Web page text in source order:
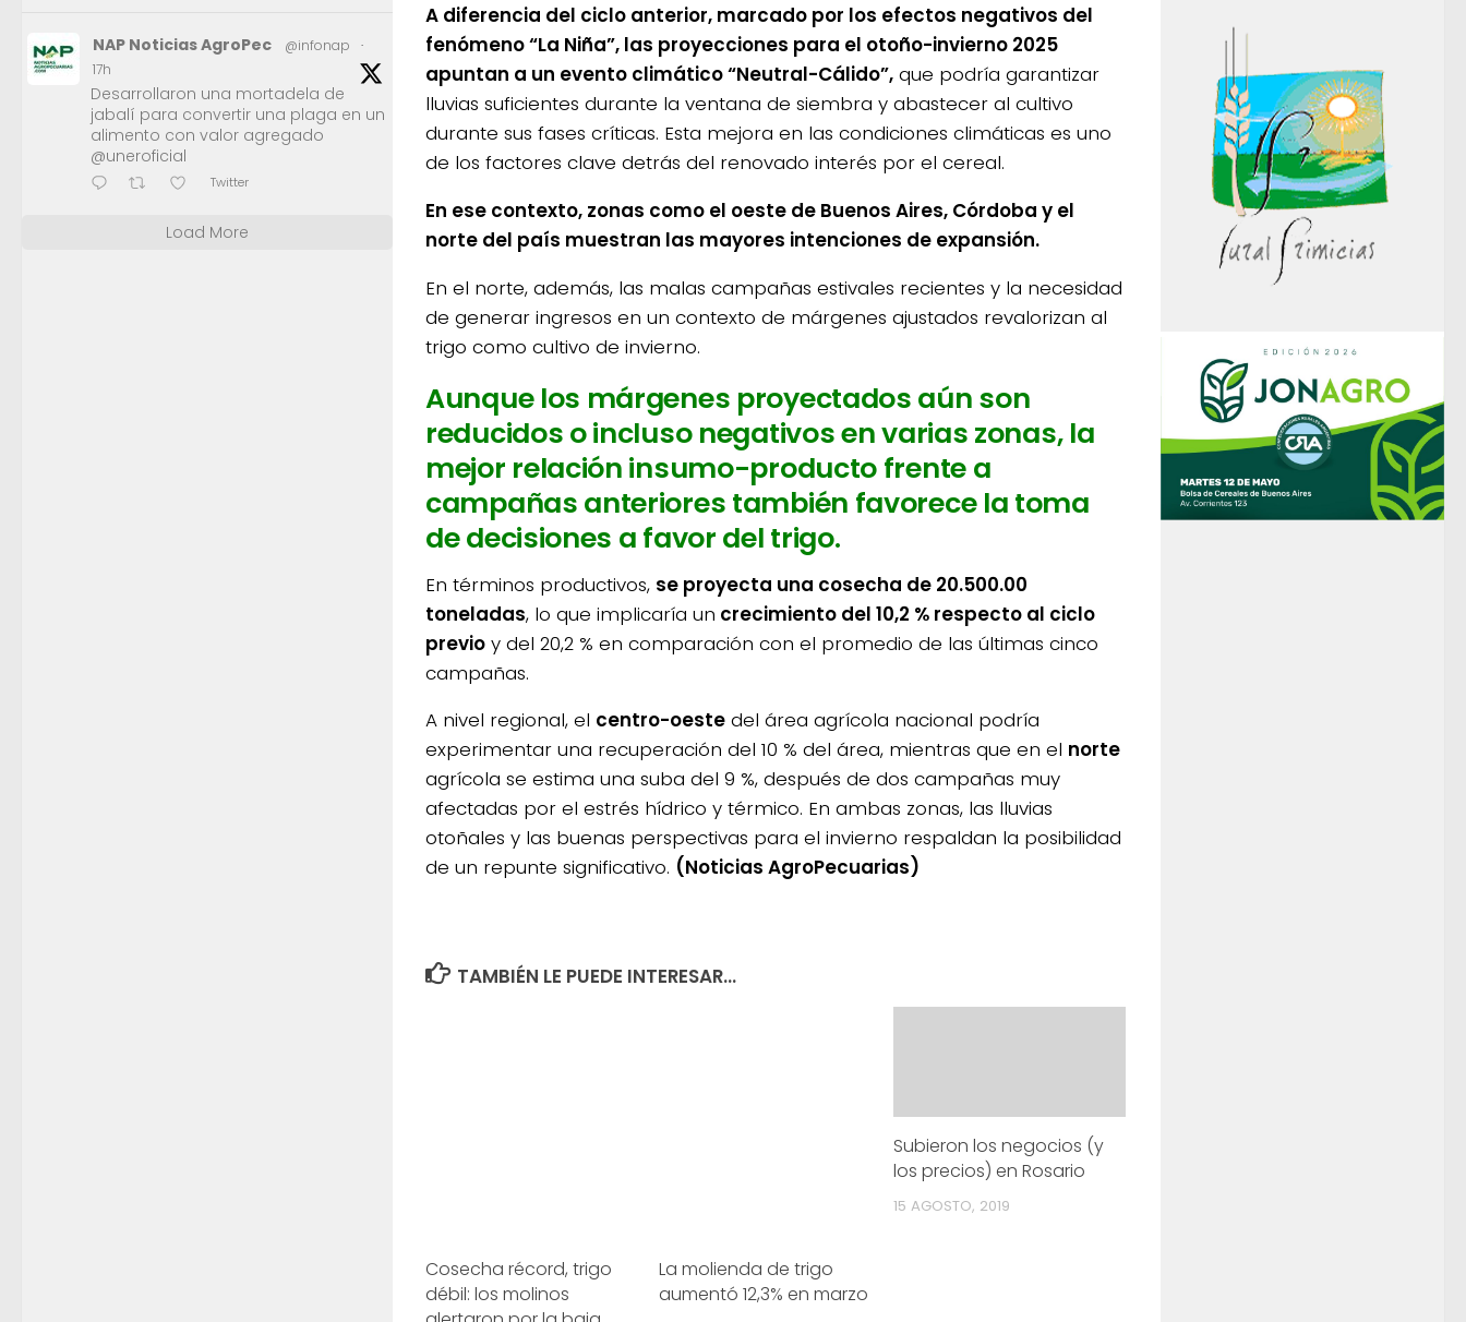
A diferencia del ciclo anterior, marcado por los efectos negativos del
fenómeno “La Niña”, las proyecciones para el otoño-invierno 2025
apuntan a un evento climático “Neutral-Cálido”, que podría garantizar
lluvias suficientes durante la ventana de siembra y abastecer al cultivo
durante sus fases críticas. Esta mejora en las condiciones climáticas es uno
de los factores clave detrás del renovado interés por el cereal.
En ese contexto, zonas como el oeste de Buenos Aires, Córdoba y el
norte del país muestran las mayores intenciones de expansión.
En el norte, además, las malas campañas estivales recientes y la necesidad
de generar ingresos en un contexto de márgenes ajustados revalorizan al
trigo como cultivo de invierno.
Aunque los márgenes proyectados aún son
reducidos o incluso negativos en varias zonas, la
mejor relación insumo-producto frente a
campañas anteriores también favorece la toma
de decisiones a favor del trigo.
En términos productivos, se proyecta una cosecha de 20.500.00
toneladas, lo que implicaría un crecimiento del 10,2 % respecto al ciclo
previo y del 20,2 % en comparación con el promedio de las últimas cinco
campañas.
A nivel regional, el centro-oeste del área agrícola nacional podría
experimentar una recuperación del 10 % del área, mientras que en el norte
agrícola se estima una suba del 9 %, después de dos campañas muy
afectadas por el estrés hídrico y térmico. En ambas zonas, las lluvias
otoñales y las buenas perspectivas para el invierno respaldan la posibilidad
de un repunte significativo. (Noticias AgroPecuarias)
TAMBIÉN LE PUEDE INTERESAR...
Cosecha récord, trigo
débil: los molinos
La molienda de trigo
aumentó 12,3% en marzo
Subieron los negocios (y
los precios) en Rosario
15 AGOSTO, 2019
NAP Noticias AgroPec @infonap
·
17h
Desarrollaron una mortadela de
jabalí para convertir una plaga en un
alimento con valor agregado
@uneroficial
Twitter
Load More